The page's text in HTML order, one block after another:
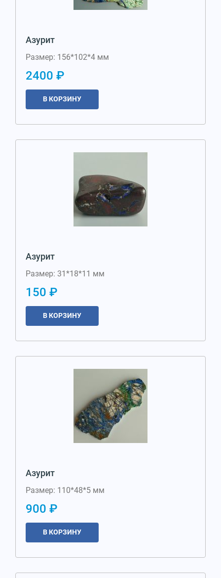
Азурит
Размер: 156*102*4 мм
2400 ₽
В КОРЗИНУ
Азурит
Размер: 31*18*11 мм
150 ₽
В КОРЗИНУ
Азурит
Размер: 110*48*5 мм
900 ₽
В КОРЗИНУ